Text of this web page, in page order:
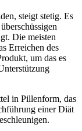
steigt stetig. Es
Die meisten
Erreichen des
um das es
in Pillenform, das
einer Diät